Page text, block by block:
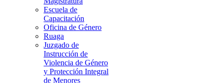
Escuela de
Capacitación
Oficina de Género
Ruaga
Juzgado de
Instrucción de
Violencia de Género
y Protección Integral
de Menores